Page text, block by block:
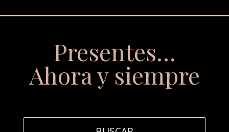
Presentes…
Ahora y siempre